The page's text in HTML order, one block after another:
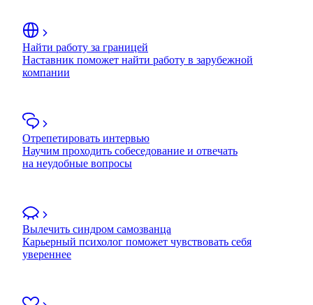
Найти работу за границей
Наставник поможет найти работу в зарубежной
компании
Отрепетировать интервью
Научим проходить собеседование и отвечать
на неудобные вопросы
Вылечить синдром самозванца
Карьерный психолог поможет чувствовать себя
увереннее